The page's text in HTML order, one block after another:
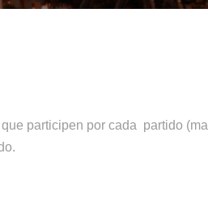
participen por cada partido